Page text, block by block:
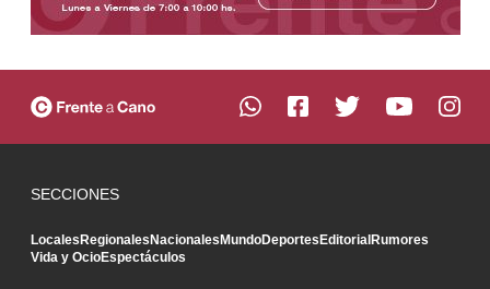
SECCIONES
LocalesRegionalesNacionalesMundoDeportesEditorialRumores
Vida y OcioEspectáculos